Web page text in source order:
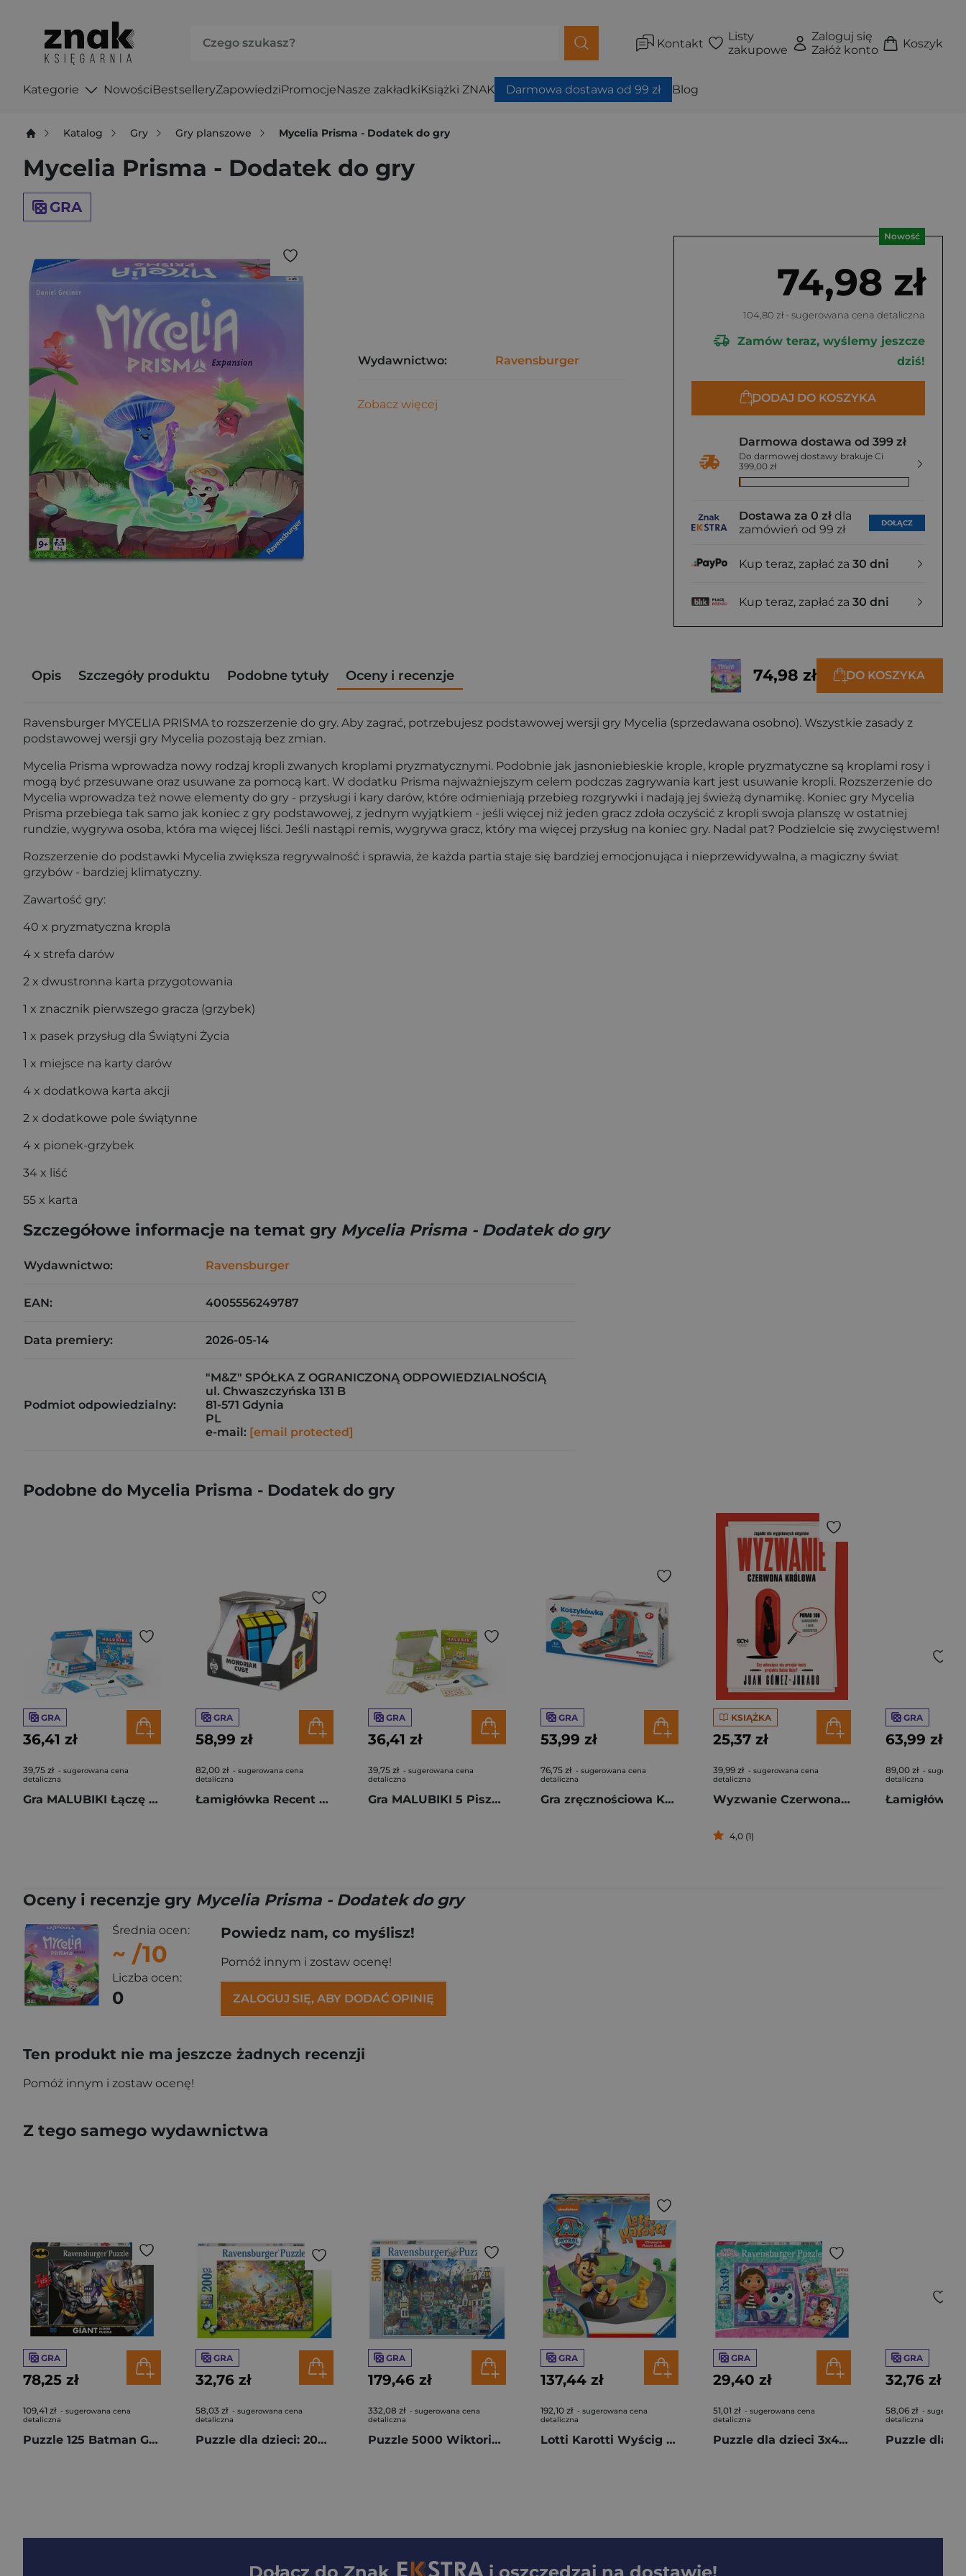
Kontakt
Listy
zakupowe
Zaloguj się
Załóż konto
Koszyk
Kategorie NowościBestselleryZapowiedziPromocjeNasze zakładkiKsiążki ZNAK Darmowa dostawa od 99 zł Blog
Katalog Gry Gry planszowe Mycelia Prisma - Dodatek do gry
Mycelia Prisma - Dodatek do gry
GRA
Nowość
74,98 zł
104,80 zł - sugerowana cena detaliczna
Zamów teraz, wyślemy jeszcze
dziś!
DODAJ DO KOSZYKA
Darmowa dostawa od 399 zł
Do darmowej dostawy brakuje Ci
399,00 zł
Dostawa za 0 zł dla
zamówień od 99 zł
DOŁĄCZ
Kup teraz, zapłać za 30 dni
Kup teraz, zapłać za 30 dni
Wydawnictwo: Ravensburger
Zobacz więcej
Opis Szczegóły produktu Podobne tytuły Oceny i recenzje 74,98 zł DO KOSZYKA
Ravensburger MYCELIA PRISMA to rozszerzenie do gry. Aby zagrać, potrzebujesz podstawowej wersji gry Mycelia (sprzedawana osobno). Wszystkie zasady z
podstawowej wersji gry Mycelia pozostają bez zmian.
Mycelia Prisma wprowadza nowy rodzaj kropli zwanych kroplami pryzmatycznymi. Podobnie jak jasnoniebieskie krople, krople pryzmatyczne są kroplami rosy i
mogą być przesuwane oraz usuwane za pomocą kart. W dodatku Prisma najważniejszym celem podczas zagrywania kart jest usuwanie kropli. Rozszerzenie do
Mycelia wprowadza też nowe elementy do gry - przysługi i kary darów, które odmieniają przebieg rozgrywki i nadają jej świeżą dynamikę. Koniec gry Mycelia
Prisma przebiega tak samo jak koniec z gry podstawowej, z jednym wyjątkiem - jeśli więcej niż jeden gracz zdoła oczyścić z kropli swoja planszę w ostatniej
rundzie, wygrywa osoba, która ma więcej liści. Jeśli nastąpi remis, wygrywa gracz, który ma więcej przysług na koniec gry. Nadal pat? Podzielcie się zwycięstwem!
Rozszerzenie do podstawki Mycelia zwiększa regrywalność i sprawia, że każda partia staje się bardziej emocjonująca i nieprzewidywalna, a magiczny świat
grzybów - bardziej klimatyczny.
Zawartość gry:
40 x pryzmatyczna kropla
4 x strefa darów
2 x dwustronna karta przygotowania
1 x znacznik pierwszego gracza (grzybek)
1 x pasek przysług dla Świątyni Życia
1 x miejsce na karty darów
4 x dodatkowa karta akcji
2 x dodatkowe pole świątynne
4 x pionek-grzybek
34 x liść
55 x karta
Szczegółowe informacje na temat gry Mycelia Prisma - Dodatek do gry
Wydawnictwo: Ravensburger
EAN: 4005556249787
Data premiery: 2026-05-14
Podmiot odpowiedzialny:
"M&Z" SPÓŁKA Z OGRANICZONĄ ODPOWIEDZIALNOŚCIĄ
ul. Chwaszczyńska 131 B
81-571 Gdynia
PL
e-mail: [email protected]
Podobne do Mycelia Prisma - Dodatek do gry
GRA
36,41 zł
39,75 zł - sugerowana cena
detaliczna
Gra MALUBIKI Łączę Kreślę Obserwuję
GRA
58,99 zł
82,00 zł - sugerowana cena
detaliczna
Łamigłówka Recent Toys Mondrian Cube poziom 3,5/5
GRA
36,41 zł
39,75 zł - sugerowana cena
detaliczna
Gra MALUBIKI 5 Piszę Myślę Tworzę
GRA
53,99 zł
76,75 zł - sugerowana cena
detaliczna
Gra zręcznościowa Koszykówka
KSIĄŻKA
25,37 zł
39,99 zł - sugerowana cena
detaliczna
Wyzwanie Czerwona Królowa. Zagadki dla wyjątkowych umysłów
4,0 (1)
GRA
63,99 zł
89,00 zł -
detaliczna
Oceny i recenzje gry Mycelia Prisma - Dodatek do gry
Średnia ocen:
~ /10
Liczba ocen:
0
Powiedz nam, co myślisz!
Pomóż innym i zostaw ocenę!
ZALOGUJ SIĘ, ABY DODAĆ OPINIĘ
Ten produkt nie ma jeszcze żadnych recenzji
Pomóż innym i zostaw ocenę!
Z tego samego wydawnictwa
GRA
78,25 zł
109,41 zł - sugerowana cena
detaliczna
Puzzle 125 Batman Giant
GRA
32,76 zł
58,03 zł - sugerowana cena
detaliczna
Puzzle dla dzieci: 200 Leśne zwierzęta
GRA
179,46 zł
332,08 zł - sugerowana cena
detaliczna
Puzzle 5000 Wiktoriańska Ulica
GRA
137,44 zł
192,10 zł - sugerowana cena
detaliczna
Lotti Karotti Wyścig Chase'a Psi Patrol
GRA
29,40 zł
51,01 zł - sugerowana cena
detaliczna
Puzzle dla dzieci 3x49 Koci Domek Gabi
GRA
32,76 zł
58,06 zł -
detaliczna